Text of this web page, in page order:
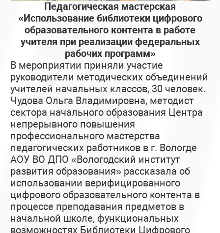
Педагогическая мастерская
«Использование библиотеки цифрового
образовательного контента в работе
учителя при реализации федеральных
рабочих программ»
В мероприятии приняли участие
руководители методических объединений
учителей начальных классов, 30 человек.
Чудова Ольга Владимировна, методист
сектора начального образования Центра
непрерывного повышения
профессионального мастерства
педагогических работников в г. Вологде
АОУ ВО ДПО «Вологодский институт
развития образования» рассказала об
использовании верифицированного
цифрового образовательного контента в
процессе преподавания предметов в
начальной школе, функциональных
возможностях Библиотеки Цифрового